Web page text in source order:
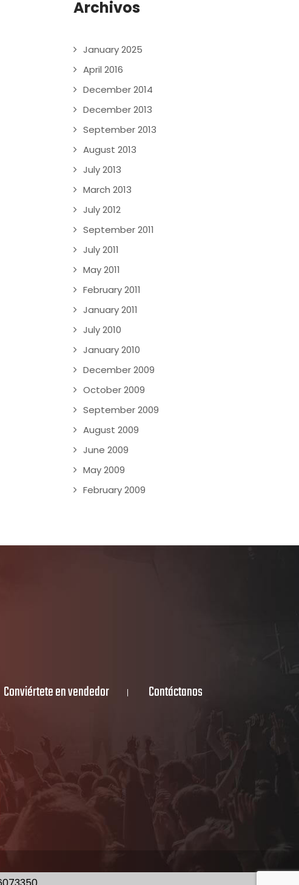
Archivos
January 2025
April 2016
December 2014
December 2013
September 2013
August 2013
July 2013
March 2013
July 2012
September 2011
July 2011
May 2011
February 2011
January 2011
July 2010
January 2010
December 2009
October 2009
September 2009
August 2009
June 2009
May 2009
February 2009
Conviértete en vendedor Contáctanos